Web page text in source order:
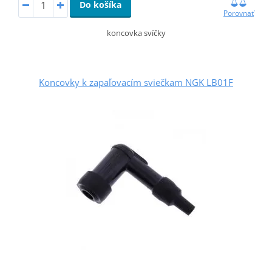
Do košíka
Porovnať
koncovka svíčky
Koncovky k zapaľovacím sviečkam NGK LB01F